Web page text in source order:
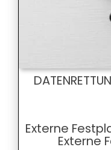
Externe
Externe